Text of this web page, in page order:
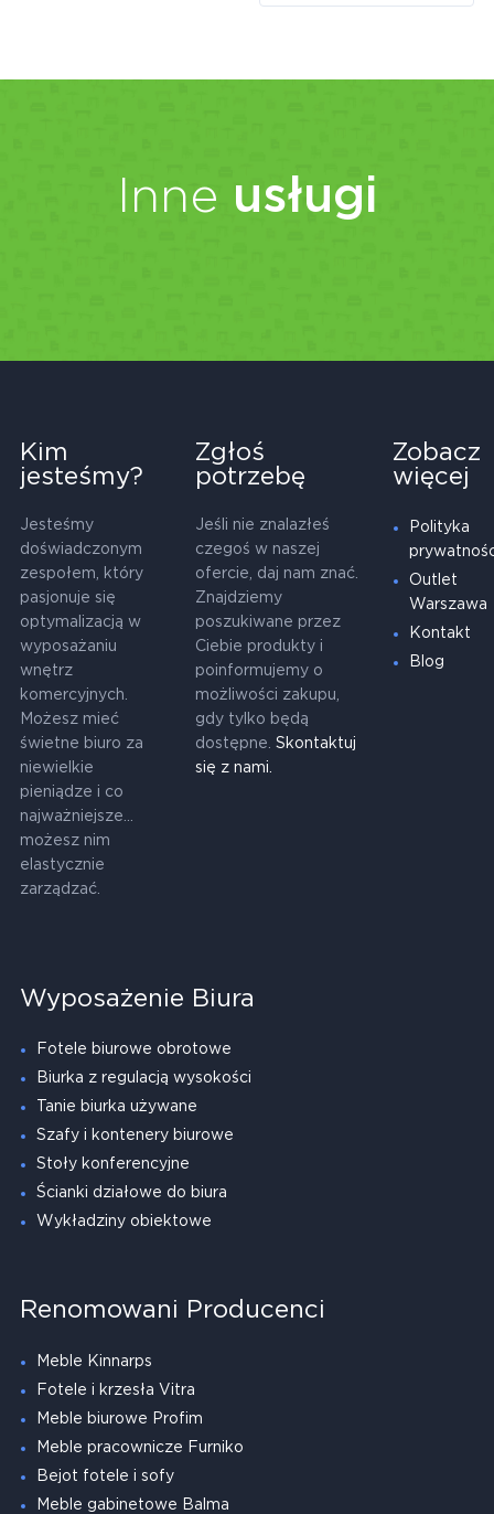
Inne usługi
Kim
jesteśmy?
Jesteśmy
doświadczonym
zespołem, który
pasjonuje się
optymalizacją w
wyposażaniu
wnętrz
komercyjnych.
Możesz mieć
świetne biuro za
niewielkie
pieniądze i co
najważniejsze...
możesz nim
elastycznie
zarządzać.
Zgłoś
potrzebę
Jeśli nie znalazłeś
czegoś w naszej
ofercie, daj nam znać.
Znajdziemy
poszukiwane przez
Ciebie produkty i
poinformujemy o
możliwości zakupu,
gdy tylko będą
dostępne. Skontaktuj
się z nami.
Zobacz
więcej
Polityka
Outlet
Warszawa
Kontakt
Blog
Wyposażenie Biura
Fotele biurowe obrotowe
Biurka z regulacją wysokości
Tanie biurka używane
Szafy i kontenery biurowe
Stoły konferencyjne
Ścianki działowe do biura
Wykładziny obiektowe
Renomowani Producenci
Meble Kinnarps
Fotele i krzesła Vitra
Meble biurowe Profim
Meble pracownicze Furniko
Bejot fotele i sofy
Meble gabinetowe Balma